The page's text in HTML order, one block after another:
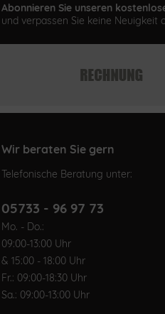
Abonnieren Sie unseren
und verpassen Sie keine Neuigkeit
Wir beraten Sie gern
Telefonische Beratung unter:
05733 - 96 97 73
Mo. - Do.:
09:00-13:00 Uhr
& 15:00 - 18:00 Uhr
Fr.: 09:00-18:30 Uhr
Sa.: 09:00-13:00 Uhr